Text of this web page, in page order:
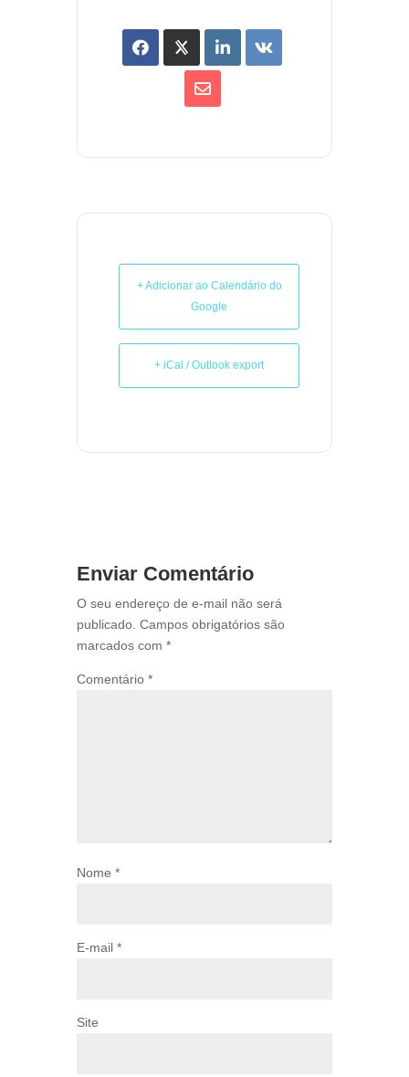
+ Adicionar ao Calendário do
Google
+ iCal / Outlook export
Enviar Comentário
O seu endereço de e-mail não será
publicado. Campos obrigatórios são
marcados com *
Comentário *
Nome *
E-mail *
Site